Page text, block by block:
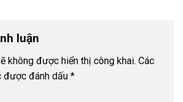
luận
không được hiển thị công khai. Các
được đánh dấu *